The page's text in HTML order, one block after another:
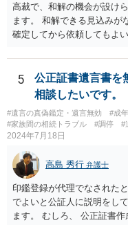
高裁で、和解の機会が設け
ます。 和解できる見込みが
確定してから依頼してもよ
5
公正証書遺言書を
相談したいです。
#遺言の真偽鑑定・遺言無効 #成
#家族間の相続トラブル
#調停 #
2024年7月18日
高島 秀行 弁護士
印鑑登録が代理でなされた
でよいと公証人に説明をし
ます。 むしろ、 公正証書